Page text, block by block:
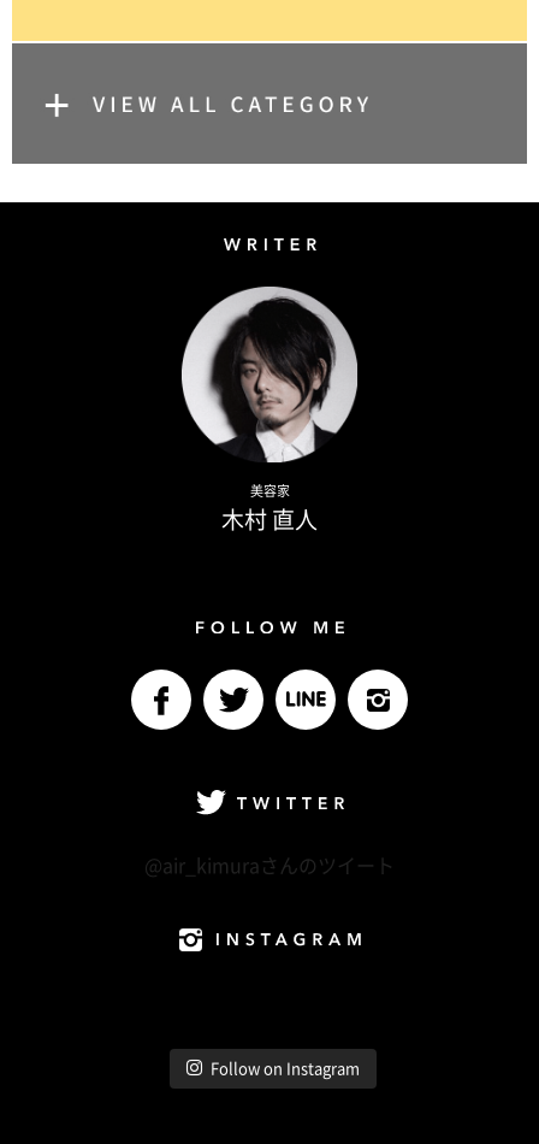
美容家
木村 直人
@air_kimuraさんのツイート
Follow on Instagram